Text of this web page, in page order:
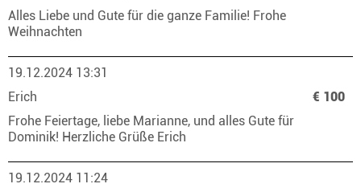
Alles Liebe und Gute für die ganze Familie! Frohe
Weihnachten
19.12.2024 13:31
Erich
€ 100
Frohe Feiertage, liebe Marianne, und alles Gute für
Dominik! Herzliche Grüße Erich
19.12.2024 11:24